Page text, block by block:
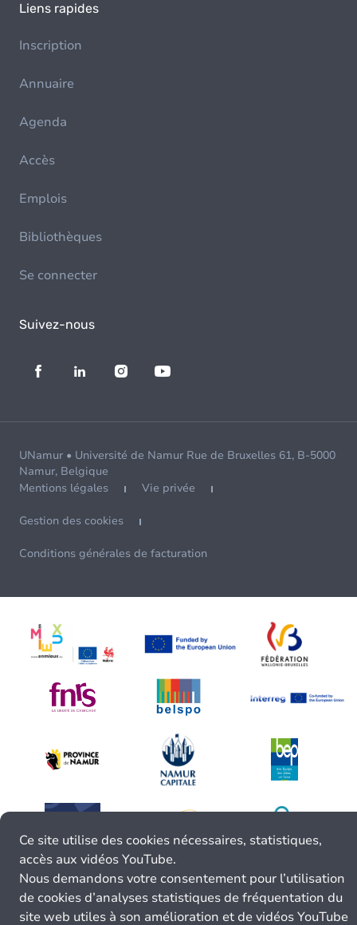
Liens rapides
Inscription
Annuaire
Agenda
Accès
Emplois
Bibliothèques
Se connecter
Suivez-nous
UNamur • Université de Namur Rue de Bruxelles 61, B-5000
Namur, Belgique
Mentions légales
Vie privée
Gestion des cookies
Conditions générales de facturation
Ce site utilise des cookies nécessaires, statistiques,
accès aux vidéos YouTube.
Nous demandons votre consentement pour l’utilisation
de cookies d’analyses statistiques de fréquentation du
site web utiles à son amélioration et de vidéos YouTube